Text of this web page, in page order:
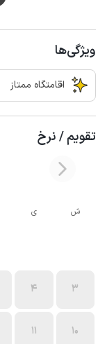
ویژگی‌ها
اقامتگاه ممتاز
تقویم / نرخ
ش ی
3
4
10
11